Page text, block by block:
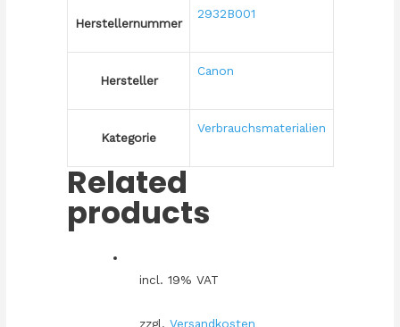
Herstellernummer
2932B001
Hersteller
Canon
Kategorie
Verbrauchsmaterialien
Related
products
incl. 19% VAT
zzgl. Versandkosten